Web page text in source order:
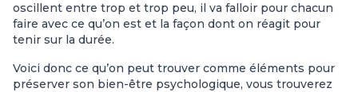
oscillent entre trop et trop peu, il va falloir pour chacun
faire avec ce qu’on est et la façon dont on réagit pour
tenir sur la durée.
Voici donc ce qu’on peut trouver comme éléments pour
préserver son bien-être psychologique, vous trouverez